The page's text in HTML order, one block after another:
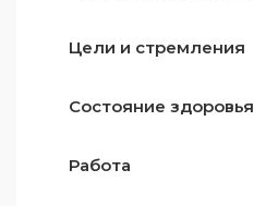
Цели и стремления
Состояние здоровья
Работа